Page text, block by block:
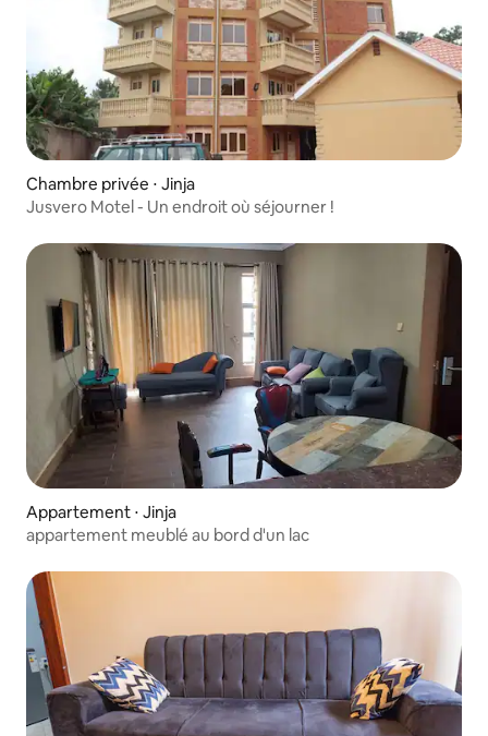
Chambre privée ⋅ Jinja
Jusvero Motel - Un endroit où séjourner !
Appartement ⋅ Jinja
appartement meublé au bord d'un lac